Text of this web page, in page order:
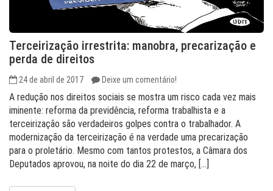
Terceirização irrestrita: manobra, precarização e
perda de direitos
24 de abril de 2017 Deixe um comentário!
A redução nos direitos sociais se mostra um risco cada vez mais
iminente: reforma da previdência, reforma trabalhista e a
terceirização são verdadeiros golpes contra o trabalhador. A
modernização da terceirização é na verdade uma precarização
para o proletário. Mesmo com tantos protestos, a Câmara dos
Deputados aprovou, na noite do dia 22 de março, […]